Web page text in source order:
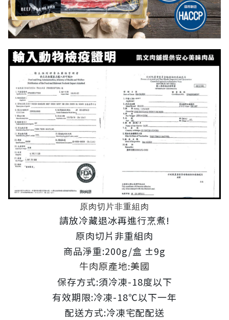
原肉切片非重組肉
請放冷藏退冰再進行烹煮!
原肉切片非重組肉
商品淨重:200g/盒 ±9g
牛肉原產地:美國
保存方式:須冷凍-18度以下
有效期限:冷凍-18℃以下一年
配送方式:冷凍宅配配送